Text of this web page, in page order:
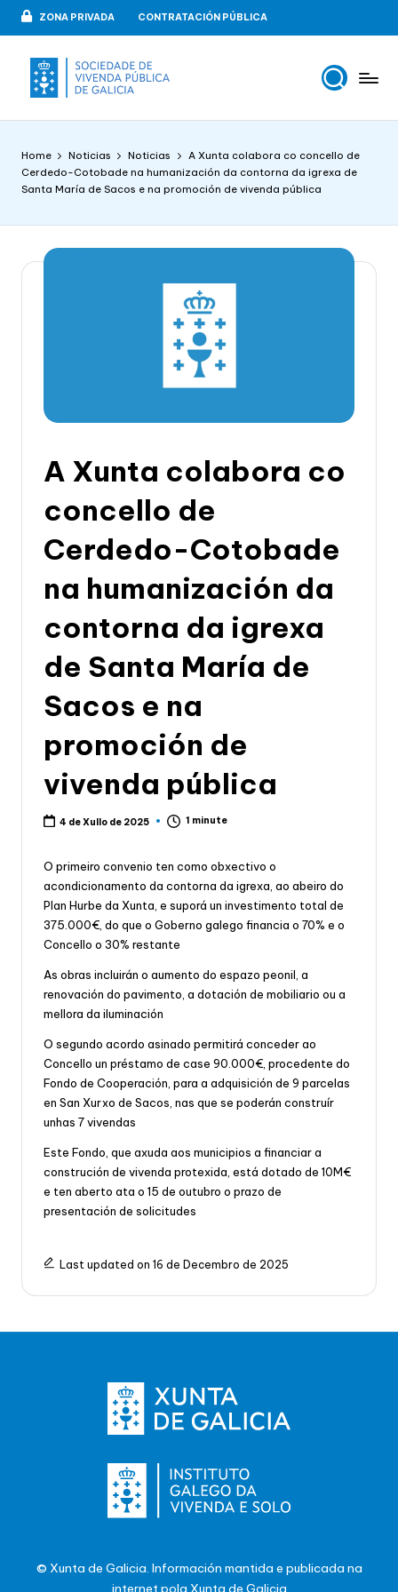
Skip
content
ZONA PRIVADA CONTRATACIÓN PÚBLICA
v
e
n
d
G
Home Noticias Noticias
A Xunta colabora co concello de
Cerdedo-Cotobade na humanización da contorna da igrexa de
Santa María de Sacos e na promoción de vivenda pública
A Xunta colabora co
concello de
Cerdedo-Cotobade
na humanización da
contorna da igrexa
de Santa María de
Sacos e na
promoción de
vivenda pública
4 de Xullo de 2025 1 minute
O primeiro convenio ten como obxectivo o
acondicionamento da contorna da igrexa, ao abeiro do
Plan Hurbe da Xunta, e suporá un investimento total de
375.000€, do que o Goberno galego financia o 70% e o
Concello o 30% restante
As obras incluirán o aumento do espazo peonil, a
renovación do pavimento, a dotación de mobiliario ou a
mellora da iluminación
O segundo acordo asinado permitirá conceder ao
Concello un préstamo de case 90.000€, procedente do
Fondo de Cooperación, para a adquisición de 9 parcelas
en San Xurxo de Sacos, nas que se poderán construír
unhas 7 vivendas
Este Fondo, que axuda aos municipios a financiar a
construción de vivenda protexida, está dotado de 10M€
e ten aberto ata o 15 de outubro o prazo de
presentación de solicitudes
Last updated on 16 de Decembro de 2025
© Xunta de Galicia. Información mantida e publicada na
internet pola Xunta de Galicia